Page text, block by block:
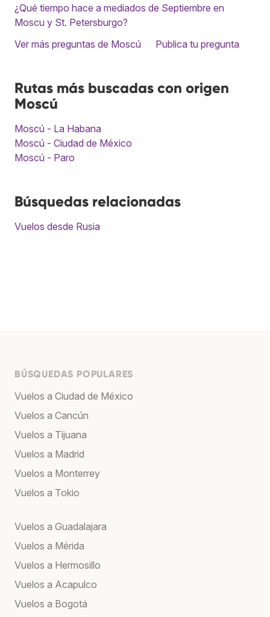
¿Qué tiempo hace a mediados de Septiembre en
Moscu y St. Petersburgo?
Ver más preguntas de Moscú
Publica tu pregunta
Rutas más buscadas con origen
Moscú
Moscú - La Habana
Moscú - Ciudad de México
Moscú - Paro
Búsquedas relacionadas
Vuelos desde Rusia
BÚSQUEDAS POPULARES
Vuelos a Ciudad de México
Vuelos a Cancún
Vuelos a Tijuana
Vuelos a Madrid
Vuelos a Monterrey
Vuelos a Tokio
Vuelos a Guadalajara
Vuelos a Mérida
Vuelos a Hermosillo
Vuelos a Acapulco
Vuelos a Bogotá